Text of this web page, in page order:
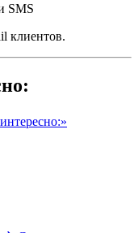
SMS
клиентов.